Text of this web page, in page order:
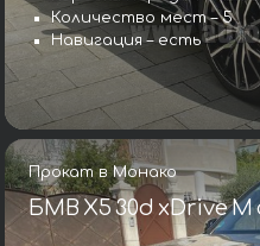
Количество мест – 5
Навигация – есть
Прокат в Монако
БМВ X5 30d xDrive